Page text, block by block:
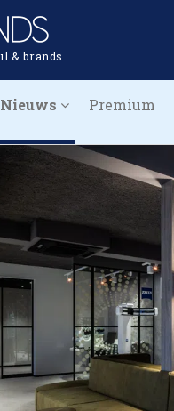
& brands
Nieuws Premium